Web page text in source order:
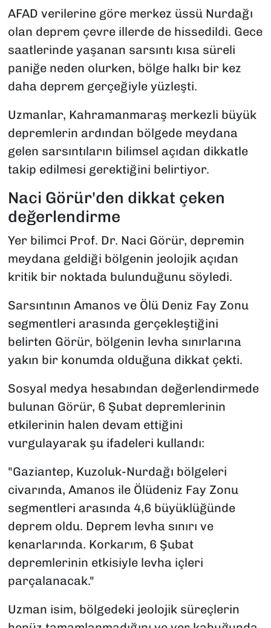
AFAD verilerine göre merkez üssü Nurdağı
olan deprem çevre illerde de hissedildi. Gece
saatlerinde yaşanan sarsıntı kısa süreli
paniğe neden olurken, bölge halkı bir kez
daha deprem gerçeğiyle yüzleşti.
Uzmanlar, Kahramanmaraş merkezli büyük
depremlerin ardından bölgede meydana
gelen sarsıntıların bilimsel açıdan dikkatle
takip edilmesi gerektiğini belirtiyor.
Naci Görür'den dikkat çeken
değerlendirme
Yer bilimci Prof. Dr. Naci Görür, depremin
meydana geldiği bölgenin jeolojik açıdan
kritik bir noktada bulunduğunu söyledi.
Sarsıntının Amanos ve Ölü Deniz Fay Zonu
segmentleri arasında gerçekleştiğini
belirten Görür, bölgenin levha sınırlarına
yakın bir konumda olduğuna dikkat çekti.
Sosyal medya hesabından değerlendirmede
bulunan Görür, 6 Şubat depremlerinin
etkilerinin halen devam ettiğini
vurgulayarak şu ifadeleri kullandı:
"Gaziantep, Kuzoluk-Nurdağı bölgeleri
civarında, Amanos ile Ölüdeniz Fay Zonu
segmentleri arasında 4,6 büyüklüğünde
deprem oldu. Deprem levha sınırı ve
kenarlarında. Korkarım, 6 Şubat
depremlerinin etkisiyle levha içleri
parçalanacak."
Uzman isim, bölgedeki jeolojik süreçlerin